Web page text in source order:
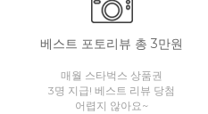
베스트 포토리뷰 총 3만원
매월 스타벅스 상품권
3명 지급! 베스트 리뷰 당첨
어렵지 않아요~